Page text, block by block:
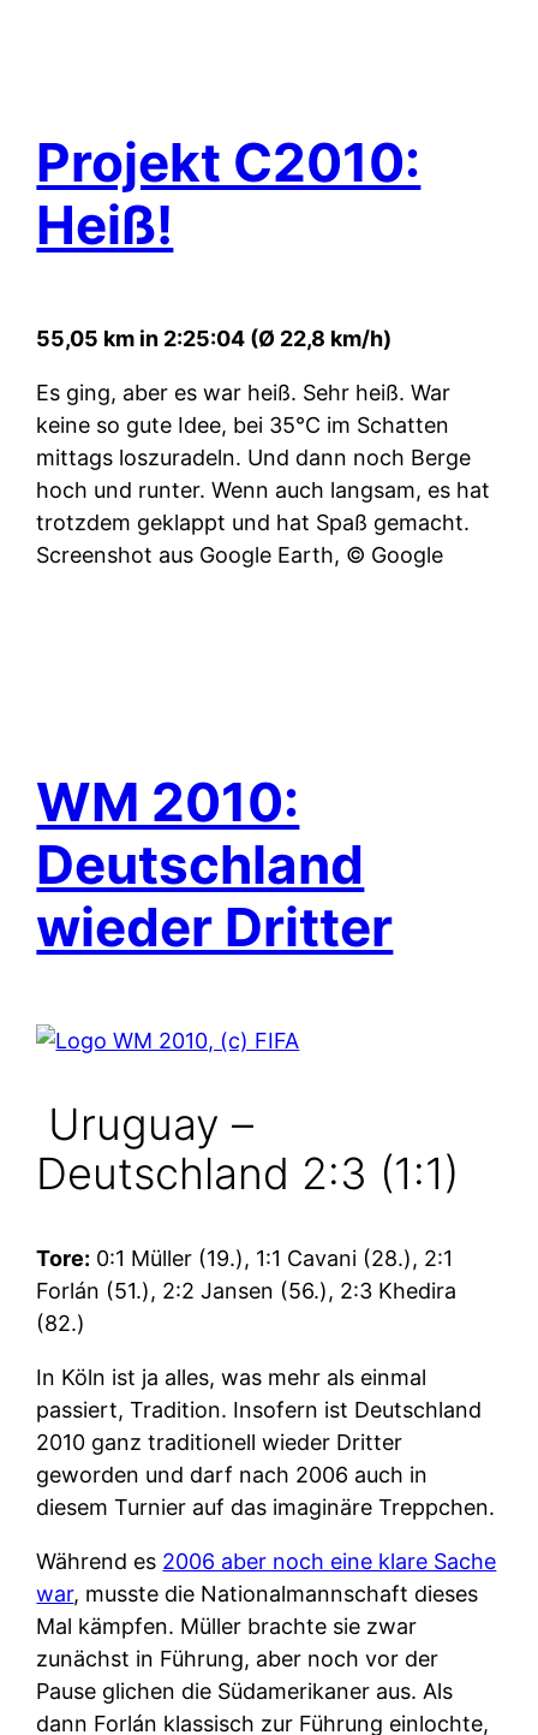
Projekt C2010:
Heiß!
55,05 km in 2:25:04 (Ø 22,8 km/h)
Es ging, aber es war heiß. Sehr heiß. War
keine so gute Idee, bei 35°C im Schatten
mittags loszuradeln. Und dann noch Berge
hoch und runter. Wenn auch langsam, es hat
trotzdem geklappt und hat Spaß gemacht.
Screenshot aus Google Earth, © Google
WM 2010:
Deutschland
wieder Dritter
Uruguay –
Deutschland 2:3 (1:1)
Tore: 0:1 Müller (19.), 1:1 Cavani (28.), 2:1
Forlán (51.), 2:2 Jansen (56.), 2:3 Khedira
(82.)
In Köln ist ja alles, was mehr als einmal
passiert, Tradition. Insofern ist Deutschland
2010 ganz traditionell wieder Dritter
geworden und darf nach 2006 auch in
diesem Turnier auf das imaginäre Treppchen.
Während es 2006 aber noch eine klare Sache
war, musste die Nationalmannschaft dieses
Mal kämpfen. Müller brachte sie zwar
zunächst in Führung, aber noch vor der
Pause glichen die Südamerikaner aus. Als
dann Forlán klassisch zur Führung einlochte,